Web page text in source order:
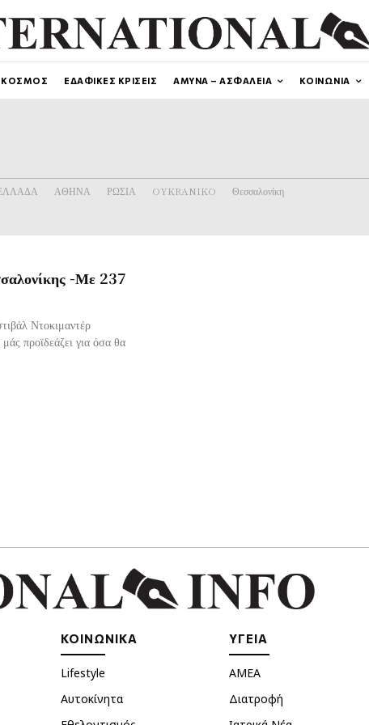
ΚΟΣΜΟΣ ΕΔΑΦΙΚΕΣ ΚΡΙΣΕΙΣ ΑΜΥΝΑ – ΑΣΦΑΛΕΙΑ ΚΟΙΝΩΝΙΑ
ΑΘΗΝΑ ΡΩΣΙΑ OYKRANIKO Θεσσαλονίκη
-Με 237
Ντοκιμαντέρ
προϊδεάζει για όσα θα
ΚΟΙΝΩΝΙΚΑ
Lifestyle
Αυτοκίνητα
ΥΓΕΙΑ
ΑΜΕΑ
Διατροφή